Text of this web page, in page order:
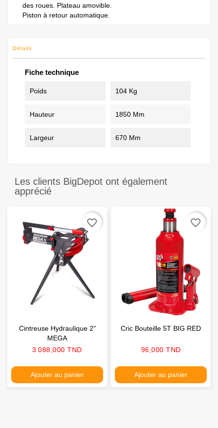
des roues. Plateau amovible.
Piston à retour automatique.
Détails
Fiche technique
Poids 104 Kg
Hauteur 1850 Mm
Largeur 670 Mm
Les clients BigDepot ont également
apprécié
Cintreuse Hydraulique 2"
MEGA
Prix
3 088,000 TND
Ajouter au panier
favorite_border
Cric Bouteille 5T BIG RED
Prix
96,000 TND
Ajouter au panier
favorite_border